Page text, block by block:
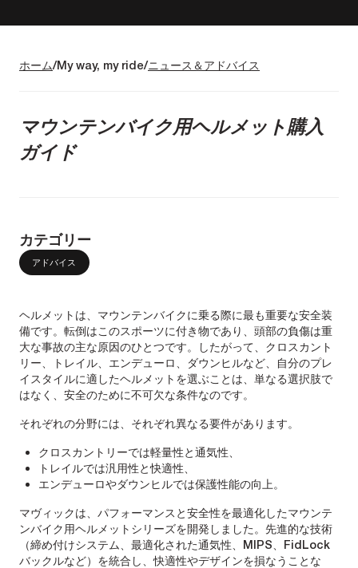
ホーム My way, my ride ニュース＆アドバイス
マウンテンバイク用ヘルメット購入
ガイド
カテゴリー
アドバイス
ヘルメットは、マウンテンバイクに乗る際に最も重要な安全装
備です。転倒はこのスポーツに付き物であり、頭部の負傷は重
大な事故の主な原因のひとつです。したがって、クロスカント
リー、トレイル、エンデューロ、ダウンヒルなど、自分のプレ
イスタイルに適したヘルメットを選ぶことは、単なる選択肢で
はなく、安全のために不可欠な条件なのです。
それぞれの分野には、それぞれ異なる要件があります。
クロスカントリーでは軽量性と通気性、
トレイルでは汎用性と快適性、
エンデューロやダウンヒルでは保護性能の向上。
マヴィックは、パフォーマンスと安全性を最適化したマウンテ
ンバイク用ヘルメットシリーズを開発しました。先進的な技術
（締め付けシステム、最適化された通気性、MIPS、FidLock
バックルなど）を統合し、快適性やデザインを損なうことな